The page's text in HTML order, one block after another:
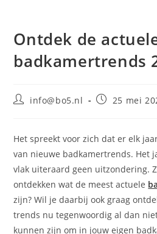
Ontdek de
badkamertrends
Berichtinfo@bo5.nl
Bericht25 mei
Het spreekt voor zich dat er elk
van nieuwe badkamertrends. Het
vlak uiteraard geen uitzondering.
ontdekken wat de meest actuele
zijn? Wil je daarbij ook graag
trends nu tegenwoordig al dan
kunnen zijn om in jouw eigen